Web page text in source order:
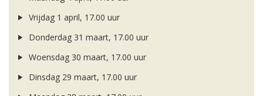
Vrijdag 1 april, 17.00 uur
Donderdag 31 maart, 17.00 uur
Woensdag 30 maart, 17.00 uur
Dinsdag 29 maart, 17.00 uur